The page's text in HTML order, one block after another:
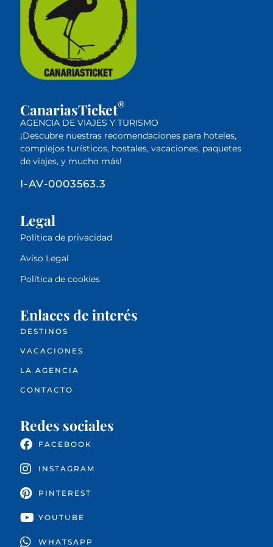
CanariasTicket®
AGENCIA DE VIAJES Y TURISMO
¡Descubre nuestras recomendaciones para hoteles,
complejos turísticos, hostales, vacaciones, paquetes
de viajes, y mucho más!
I-AV-0003563.3
Legal
Política de privacidad
Aviso Legal
Política de cookies
Enlaces de interés
DESTINOS
VACACIONES
LA AGENCIA
CONTACTO
Redes sociales
FACEBOOK
INSTAGRAM
PINTEREST
YOUTUBE
WHATSAPP